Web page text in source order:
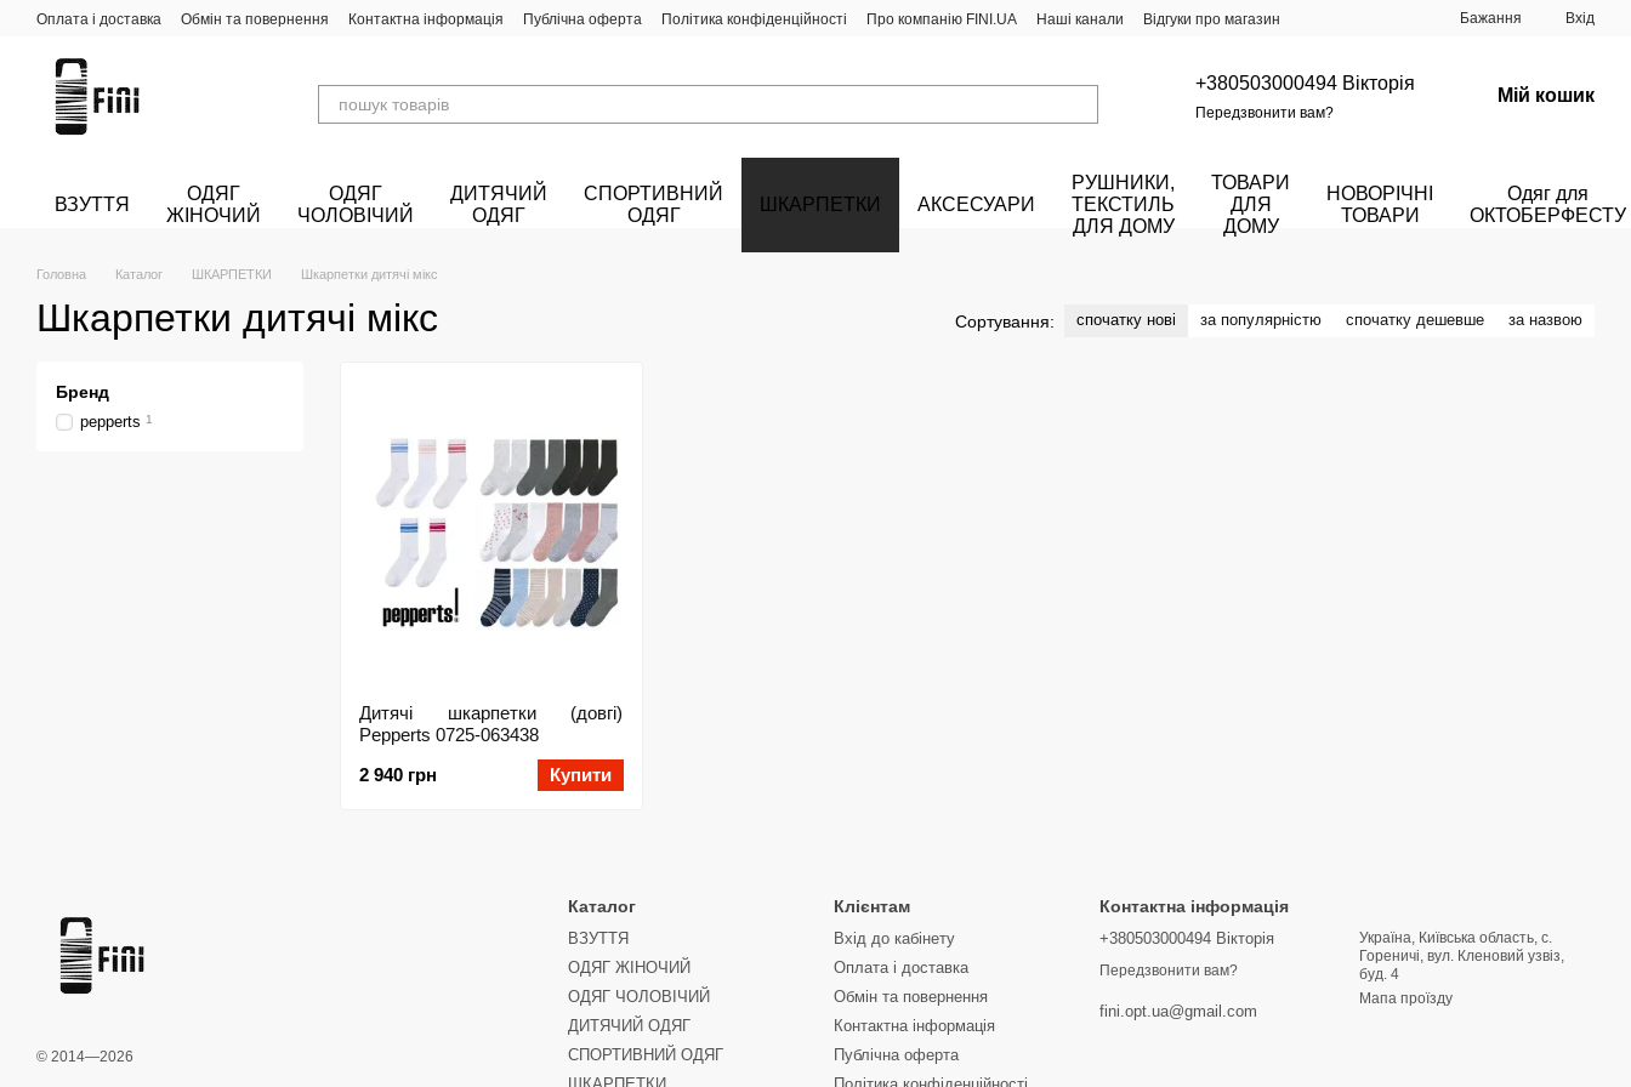
Перейти до основного контенту
Оплата і доставка Обмін та повернення Контактна інформація Публічна оферта Політика конфіденційності Про компанію FINI.UA Наші канали Відгуки про магазин Бажання Вхід
+380503000494 Вікторія
Передзвонити вам?
Мій кошик
ВЗУТТЯ
ОДЯГ
ЖІНОЧИЙ
ОДЯГ
ЧОЛОВІЧИЙ
ДИТЯЧИЙ
ОДЯГ
СПОРТИВНИЙ
ОДЯГ
ШКАРПЕТКИ АКСЕСУАРИ
РУШНИКИ,
ТЕКСТИЛЬ
ДЛЯ ДОМУ
ТОВАРИ
ДЛЯ
ДОМУ
НОВОРІЧНІ
ТОВАРИ
Одяг для
ОКТОБЕРФЕСТУ
Головна Каталог ШКАРПЕТКИ Шкарпетки дитячі мікс
Шкарпетки дитячі мікс Сортування: спочатку нові за популярністю спочатку дешевше за назвою
Дитячі шкарпетки (довгі)
Pepperts 0725-063438
2 940 грн
Купити
Бренд
pepperts 1
© 2014—2026
Каталог
ВЗУТТЯ
ОДЯГ ЖІНОЧИЙ
ОДЯГ ЧОЛОВІЧИЙ
ДИТЯЧИЙ ОДЯГ
СПОРТИВНИЙ ОДЯГ
Клієнтам
Вхід до кабінету
Оплата і доставка
Обмін та повернення
Контактна інформація
Публічна оферта
Контактна інформація
+380503000494 Вікторія
Передзвонити вам?
fini.opt.ua@gmail.com
Україна, Київська область, с.
Гореничі, вул. Кленовий узвіз,
буд. 4
Мапа проїзду